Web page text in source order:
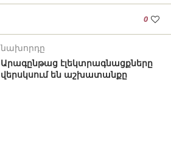
0
նախորդը
Արագընթաց էլեկտրագնացքները
վերսկսում են աշխատանքը